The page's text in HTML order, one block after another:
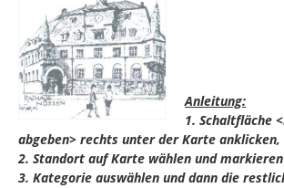
Anleitung:
1. Schaltfläche
abgeben> rechts unter der Karte anklicken,
2. Standort auf Karte wählen und
3. Kategorie auswählen und dann die